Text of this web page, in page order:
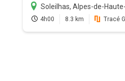
Soleilhas, Alpes-de-
4h00 8.3 km Tracé